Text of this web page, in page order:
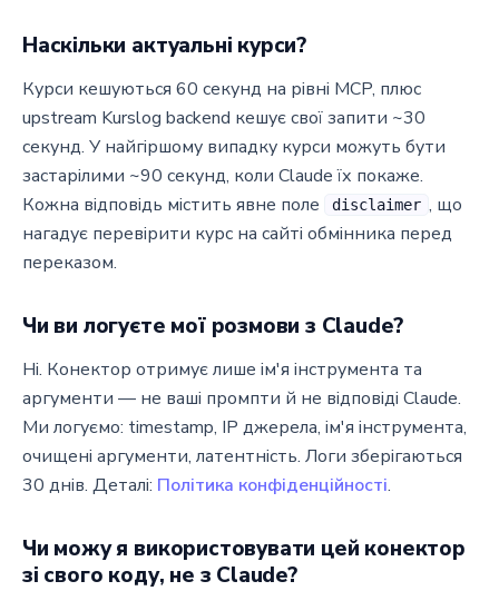
Наскільки актуальні курси?
Курси кешуються 60 секунд на рівні MCP, плюс
upstream Kurslog backend кешує свої запити ~30
секунд. У найгіршому випадку курси можуть бути
застарілими ~90 секунд, коли Claude їх покаже.
Кожна відповідь містить явне поле
disclaimer , що
нагадує перевірити курс на сайті обмінника перед
переказом.
Чи ви логуєте мої розмови з Claude?
Ні. Конектор отримує лише ім'я інструмента та
аргументи — не ваші промпти й не відповіді Claude.
Ми логуємо: timestamp, IP джерела, ім'я інструмента,
очищені аргументи, латентність. Логи зберігаються
30 днів. Деталі: Політика конфіденційності.
Чи можу я використовувати цей конектор
зі свого коду, не з Claude?